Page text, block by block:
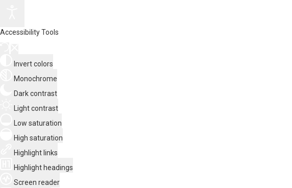
Accessibility Tools
Invert colors
Monochrome
Dark contrast
Light contrast
Low saturation
High saturation
Highlight links
Highlight headings
Screen reader